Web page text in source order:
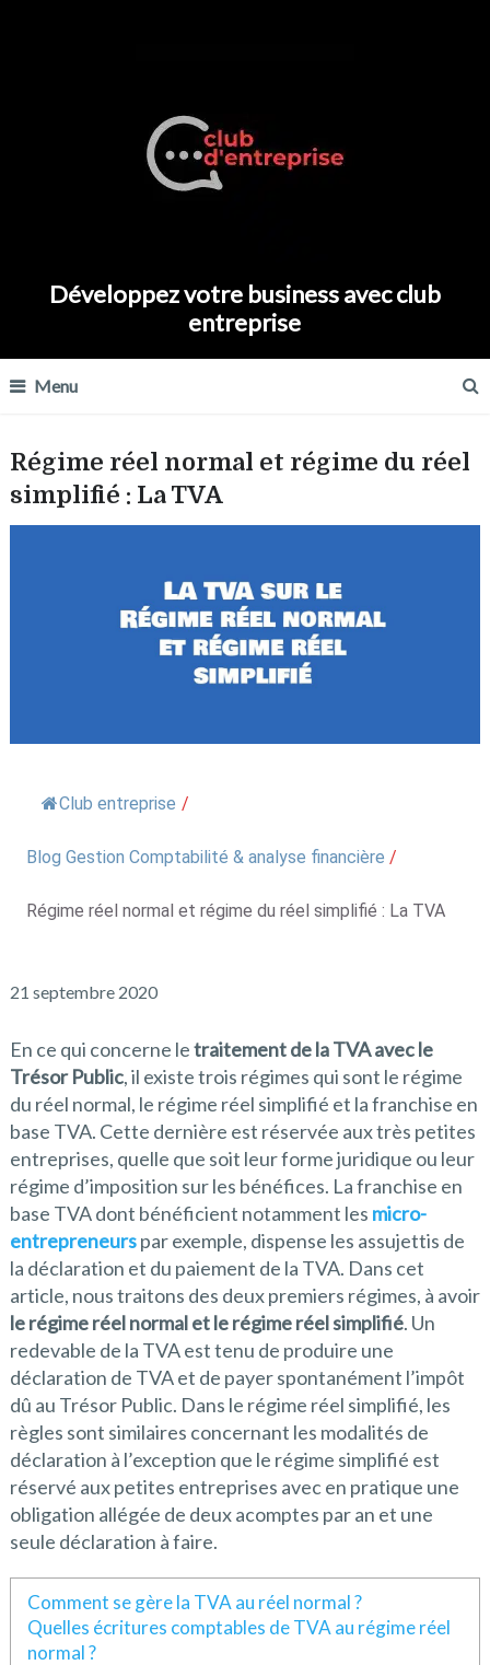
Développez votre business avec club
entreprise
Menu
Régime réel normal et régime du réel
simplifié : La TVA
Club entreprise /
Blog Gestion Comptabilité & analyse financière /
Régime réel normal et régime du réel simplifié : La TVA
21 septembre 2020
En ce qui concerne letraitement de la TVA avec le
Trésor Public, il existe trois régimes qui sont le régime
du réel normal, le régime réel simplifié et la franchise en
base TVA. Cette dernière est réservée aux très petites
entreprises, quelle que soit leur forme juridique ou leur
régime d’imposition sur les bénéfices. La franchise en
base TVA dont bénéficient notamment les micro-
entrepreneurspar exemple, dispense les assujettis de
la déclaration et du paiement de la TVA. Dans cet
article, nous traitons des deux premiers régimes, à avoir
le régime réel normal et le régime réel simplifié. Un
redevable de la TVA est tenu de produire une
déclaration de TVA et de payer spontanément l’impôt
dû au Trésor Public. Dans le régime réel simplifié, les
règles sont similaires concernant les modalités de
déclaration à l’exception que le régime simplifié est
réservé aux petites entreprises avec en pratique une
obligation allégée de deux acomptes par an et une
seule déclaration à faire.
Comment se gère la TVA au réel normal ?
Quelles écritures comptables de TVA au régime réel
normal ?